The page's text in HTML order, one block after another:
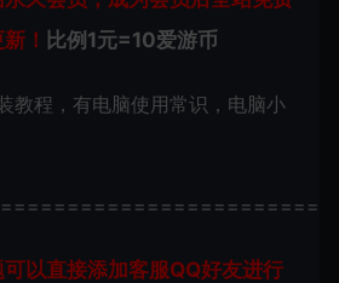
！ 比例1元=10爱游币
教程，有电脑使用常识，电脑小
以直接添加客服QQ好友进行